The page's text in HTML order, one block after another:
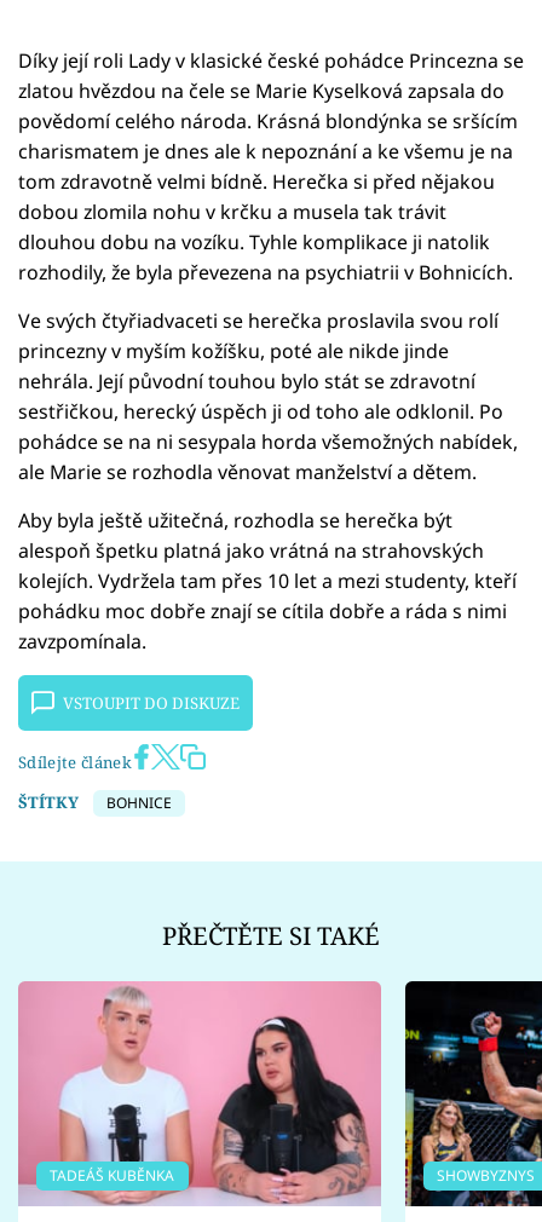
Díky její roli Lady v klasické české pohádce Princezna se
zlatou hvězdou na čele se Marie Kyselková zapsala do
povědomí celého národa. Krásná blondýnka se sršícím
charismatem je dnes ale k nepoznání a ke všemu je na
tom zdravotně velmi bídně. Herečka si před nějakou
dobou zlomila nohu v krčku a musela tak trávit
dlouhou dobu na vozíku. Tyhle komplikace ji natolik
rozhodily, že byla převezena na psychiatrii v Bohnicích.
Ve svých čtyřiadvaceti se herečka proslavila svou rolí
princezny v myším kožíšku, poté ale nikde jinde
nehrála. Její původní touhou bylo stát se zdravotní
sestřičkou, herecký úspěch ji od toho ale odklonil. Po
pohádce se na ni sesypala horda všemožných nabídek,
ale Marie se rozhodla věnovat manželství a dětem.
Aby byla ještě užitečná, rozhodla se herečka být
alespoň špetku platná jako vrátná na strahovských
kolejích. Vydržela tam přes 10 let a mezi studenty, kteří
pohádku moc dobře znají se cítila dobře a ráda s nimi
zavzpomínala.
VSTOUPIT DO DISKUZE
Sdílejte článek
ŠTÍTKY
BOHNICE
PŘEČTĚTE SI TAKÉ
TADEÁŠ KUBĚNKA SHOWBYZNYS